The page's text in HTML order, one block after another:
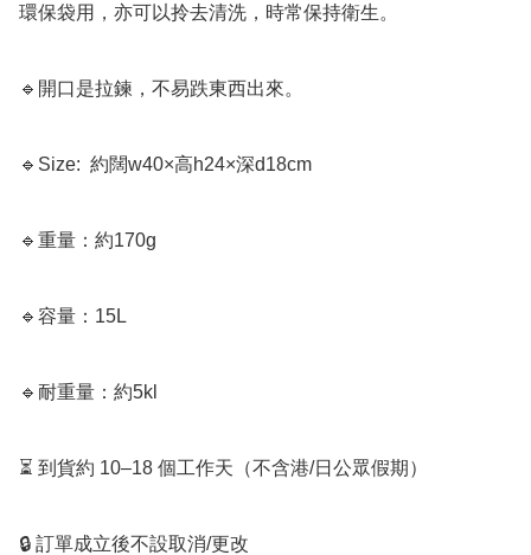
環保袋用，亦可以拎去清洗，時常保持衛生。
🔹開口是拉鍊，不易跌東西出來。
🔹Size:  約闊w40×高h24×深d18cm
🔹重量：約170g
🔹容量：15L
🔹耐重量：約5kl
⏳ 到貨約 10–18 個工作天（不含港/日公眾假期）
🔒 訂單成立後不設取消/更改